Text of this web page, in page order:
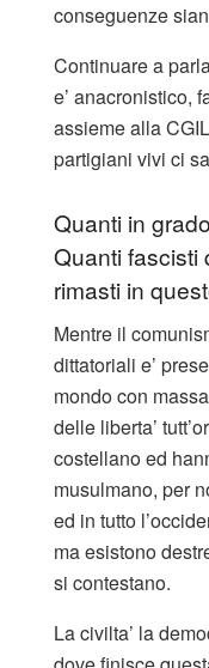
conseguenze
Continuare a
e’ anacronistico,
assieme alla
partigiani vivi ci
Quanti in
Quanti fascisti
rimasti in
Mentre il
dittatoriali e’
mondo con
delle liberta’
costellano ed
musulmano, per
ed in tutto
ma esistono
si contestano.
La civilta’ la